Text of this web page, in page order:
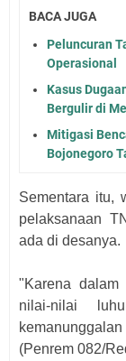
BACA JUGA
Peluncuran
Operasional
Kasus
Bergulir di
Mitigasi
Bojonegoro
Sementara itu,
pelaksanaan
ada di desanya.
"Karena dalam
nilai-nilai
(Penrem 082/